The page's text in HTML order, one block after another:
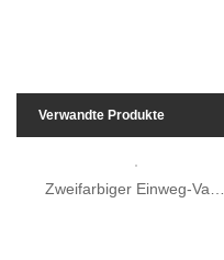
Verwandte Produkte